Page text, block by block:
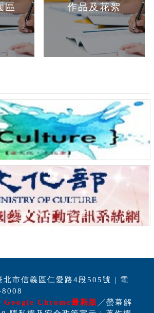
區 作品及花絮
北市信義區仁愛路4段505號 | 電
Google Chrome最新版 ╱螢幕解